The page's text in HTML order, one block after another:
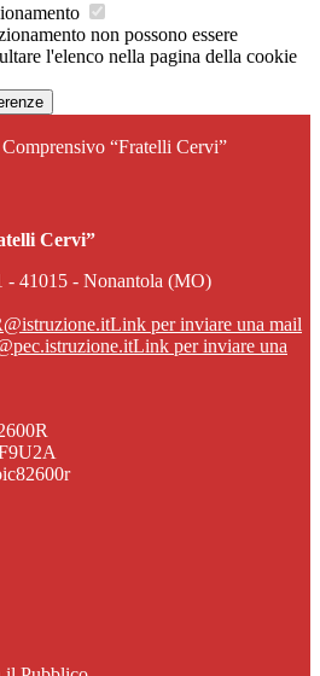
non possono essere
l'elenco nella pagina della cookie
“Fratelli Cervi”
Cervi”
- 41015 - Nonantola (MO)
Link per inviare una mail
Link per inviare una